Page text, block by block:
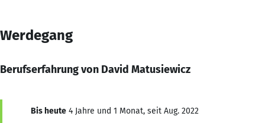
Werdegang
Berufserfahrung von David Matusiewicz
Bis heute 4 Jahre und 1 Monat, seit Aug. 2022